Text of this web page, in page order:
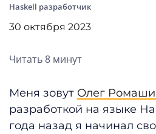
Haskell разработчик
30 октября 2023
Читать 8 минут
Меня зовут Олег
разработкой на языке
года назад я начинал